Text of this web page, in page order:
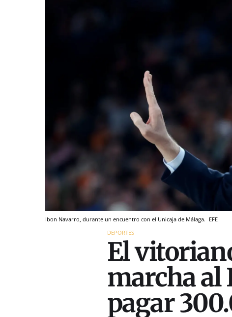
Ibon Navarro, durante un encuentro con el Unicaja de Málaga. EFE
DEPORTES
El
marcha al
pagar